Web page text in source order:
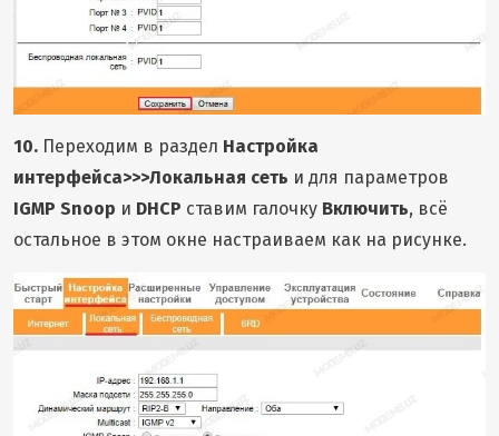
10. Переходим в раздел Настройка
интерфейса>>>Локальная сеть и для параметров
IGMP Snoop и DHCP ставим галочку Включить, всё
остальное в этом окне настраиваем как на рисунке.